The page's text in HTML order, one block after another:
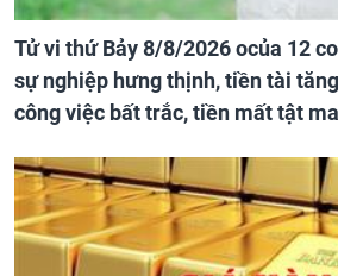
Tử vi thứ Bảy 8/8/2026 ocủa 12
sự nghiệp hưng thịnh, tiền tài
công việc bất trắc, tiền mất tật